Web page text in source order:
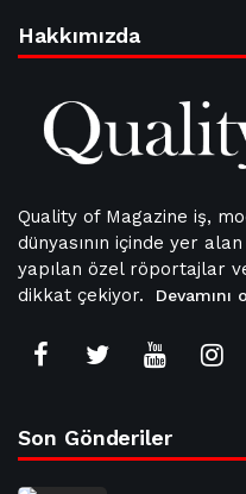
Hakkımızda
Quality of Magazine iş,
dünyasının içinde yer
yapılan özel röportajlar
dikkat çekiyor.
Devamını
Son Gönderiler